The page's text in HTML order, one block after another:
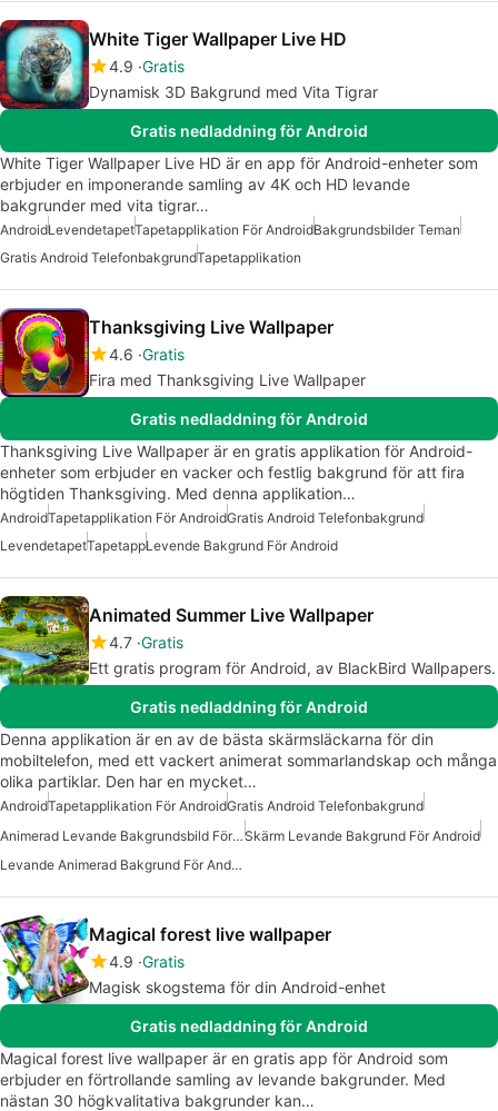
White Tiger Wallpaper Live HD
4.9 Gratis
Dynamisk 3D Bakgrund med Vita Tigrar
Gratis nedladdning för Android
White Tiger Wallpaper Live HD är en app för Android-enheter som
erbjuder en imponerande samling av 4K och HD levande
bakgrunder med vita tigrar…
AndroidLevendetapetTapetapplikation För AndroidBakgrundsbilder Teman
Gratis Android TelefonbakgrundTapetapplikation
Thanksgiving Live Wallpaper
4.6 Gratis
Fira med Thanksgiving Live Wallpaper
Gratis nedladdning för Android
Thanksgiving Live Wallpaper är en gratis applikation för Android-
enheter som erbjuder en vacker och festlig bakgrund för att fira
högtiden Thanksgiving. Med denna applikation…
AndroidTapetapplikation För AndroidGratis Android Telefonbakgrund
LevendetapetTapetappLevende Bakgrund För Android
Animated Summer Live Wallpaper
4.7 Gratis
Ett gratis program för Android, av BlackBird Wallpapers.
Gratis nedladdning för Android
Denna applikation är en av de bästa skärmsläckarna för din
mobiltelefon, med ett vackert animerat sommarlandskap och många
olika partiklar. Den har en mycket…
AndroidTapetapplikation För AndroidGratis Android Telefonbakgrund
Animerad Levande Bakgrundsbild För AndroidSkärm Levande Bakgrund För Android
Levande Animerad Bakgrund För Android
Magical forest live wallpaper
4.9 Gratis
Magisk skogstema för din Android-enhet
Gratis nedladdning för Android
Magical forest live wallpaper är en gratis app för Android som
erbjuder en förtrollande samling av levande bakgrunder. Med
nästan 30 högkvalitativa bakgrunder kan…